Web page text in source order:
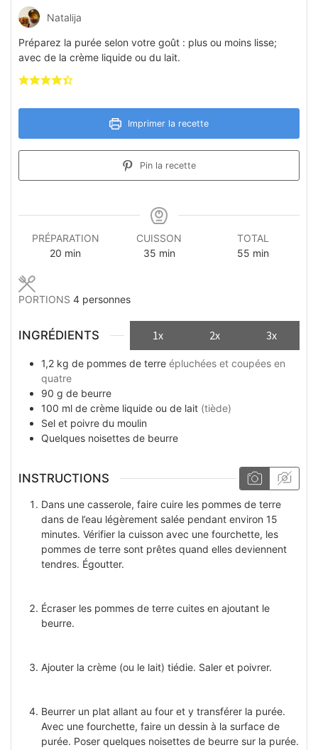
Natalija
Préparez la purée selon votre goût : plus ou moins lisse;
avec de la crème liquide ou du lait.
Imprimer la recette
Pin la recette
PRÉPARATION
20 minutes
min
CUISSON
35minutes
min
TOTAL
55minutes
min
PORTIONS 4 personnes
INGRÉDIENTS 1x 2x 3x
1,2 kg de pommes de terre épluchées et coupées en
quatre
90 g de beurre
100 ml de crème liquide ou de lait (tiède)
Sel et poivre du moulin
Quelques noisettes de beurre
INSTRUCTIONS
Dans une casserole, faire cuire les pommes de terre
dans de l’eau légèrement salée pendant environ 15
minutes. Vérifier la cuisson avec une fourchette, les
pommes de terre sont prêtes quand elles deviennent
tendres. Égoutter.
Écraser les pommes de terre cuites en ajoutant le
beurre.
Ajouter la crème (ou le lait) tiédie. Saler et poivrer.
Beurrer un plat allant au four et y transférer la purée.
Avec une fourchette, faire un dessin à la surface de
purée. Poser quelques noisettes de beurre sur la purée.